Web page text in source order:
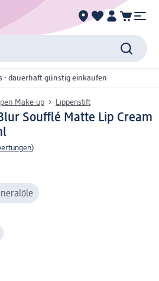
- dauerhaft günstig einkaufen
Make-up Lippenstift
Soufflé Matte Lip Cream
)